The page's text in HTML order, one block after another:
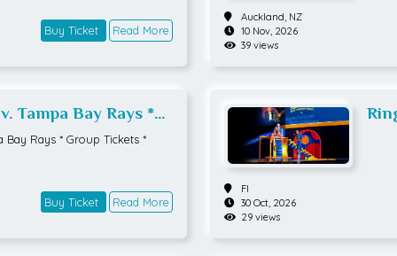
Buy Ticket Read More
Auckland, NZ
10 Nov, 2026
39 views
Tampa Bay Rays *
Bay Rays * Group Tickets *
Buy Ticket Read More
FI
30 Oct, 2026
29 views